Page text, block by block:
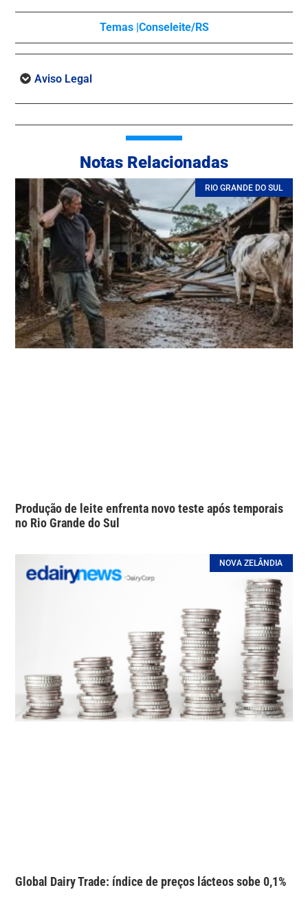
Temas | Conseleite/RS
Aviso Legal
Notas Relacionadas
RIO GRANDE DO SUL
Produção de leite enfrenta novo teste após temporais
no Rio Grande do Sul
NOVA ZELÂNDIA
Global Dairy Trade: índice de preços lácteos sobe 0,1%